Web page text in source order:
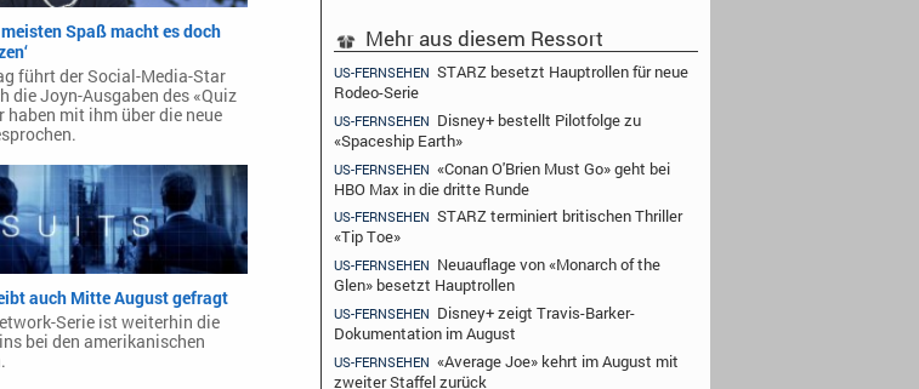
meisten Spaß macht es doch
führt der Social-Media-Star
die Joyn-Ausgaben des «Quiz
haben mit ihm über die neue
auch Mitte August gefragt
Serie ist weiterhin die
bei den amerikanischen
Mehr aus diesem Ressort
US-FERNSEHEN STARZ besetzt Hauptrollen für neue
Rodeo-Serie
US-FERNSEHEN Disney+ bestellt Pilotfolge zu
«Spaceship Earth»
US-FERNSEHEN «Conan O'Brien Must Go» geht bei
HBO Max in die dritte Runde
US-FERNSEHEN STARZ terminiert britischen Thriller
«Tip Toe»
US-FERNSEHEN Neuauflage von «Monarch of the
Glen» besetzt Hauptrollen
US-FERNSEHEN Disney+ zeigt Travis-Barker-
Dokumentation im August
US-FERNSEHEN «Average Joe» kehrt im August mit
zweiter Staffel zurück